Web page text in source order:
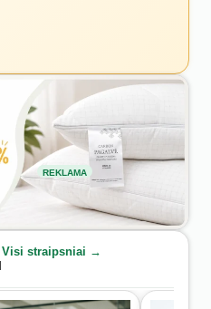
REKLAMA
Visi straipsniai →